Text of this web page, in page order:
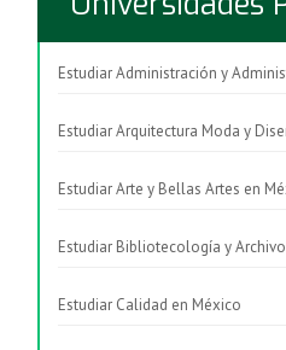
Estudiar Administración y
Estudiar Arquitectura Moda y
Estudiar Arte y Bellas Artes en
Estudiar Bibliotecología y
Estudiar Calidad en México